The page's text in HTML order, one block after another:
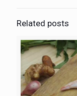
Related posts